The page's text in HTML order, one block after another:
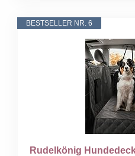
BESTSELLER NR. 6
Rudelkönig